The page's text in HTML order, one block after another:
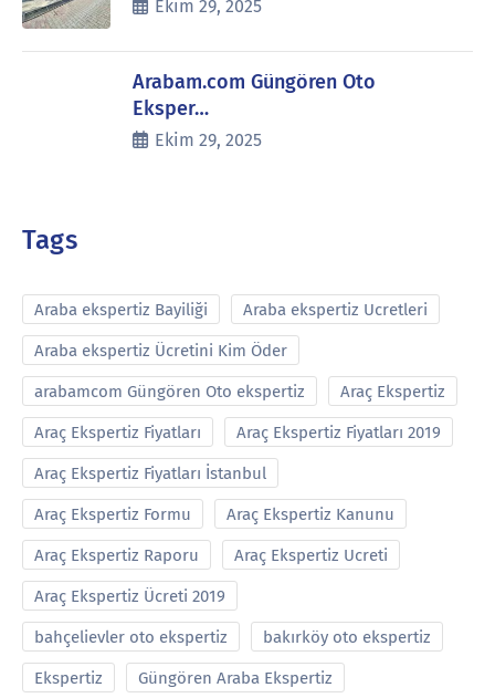
Ekim 29, 2025
Arabam.com Güngören Oto
Eksper…
Ekim 29, 2025
Tags
Araba ekspertiz Bayiliği Araba ekspertiz Ucretleri
Araba ekspertiz Ücretini Kim Öder
arabamcom Güngören Oto ekspertiz Araç Ekspertiz
Araç Ekspertiz Fiyatları Araç Ekspertiz Fiyatları 2019
Araç Ekspertiz Fiyatları İstanbul
Araç Ekspertiz Formu Araç Ekspertiz Kanunu
Araç Ekspertiz Raporu Araç Ekspertiz Ucreti
Araç Ekspertiz Ücreti 2019
bahçelievler oto ekspertiz bakırköy oto ekspertiz
Ekspertiz Güngören Araba Ekspertiz